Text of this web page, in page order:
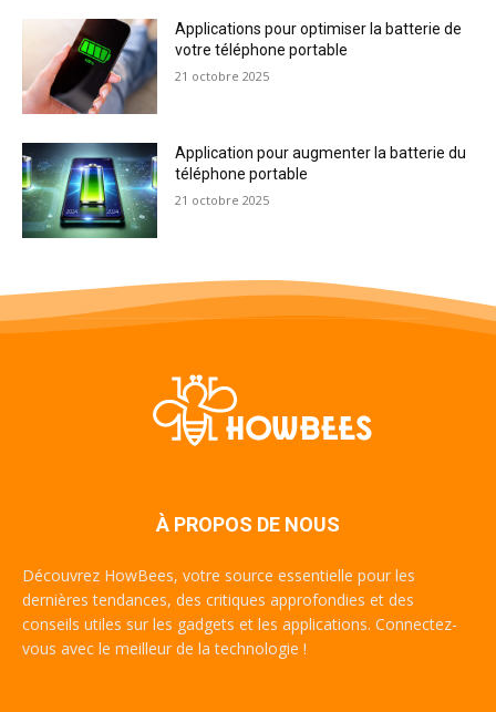
Applications pour optimiser la batterie de
votre téléphone portable
21 octobre 2025
Application pour augmenter la batterie du
téléphone portable
21 octobre 2025
À PROPOS DE NOUS
Découvrez HowBees, votre source essentielle pour les
dernières tendances, des critiques approfondies et des
conseils utiles sur les gadgets et les applications. Connectez-
vous avec le meilleur de la technologie !